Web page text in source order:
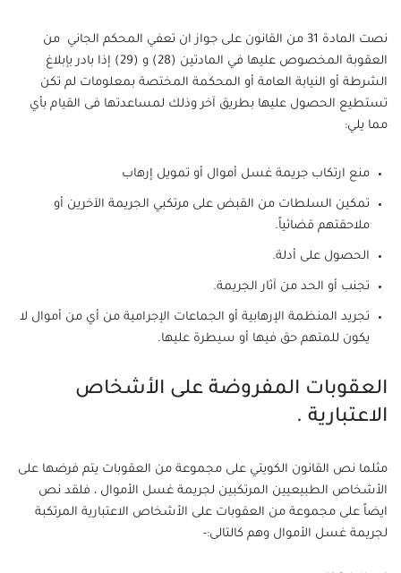
نصت المادة 31 من القانون على جواز ان تعفي المحكم الجاني من
العقوبة المخصوص عليها في المادتين (28) و (29) إذا بادر بإبلاغ
الشرطة أو النيابة العامة أو المحكمة المختصة بمعلومات لم تكن
تستطيع الحصول عليها بطريق آخر وذلك لمساعدتها فى القيام بأي
مما يلي:
منع ارتكاب جريمة غسل أموال أو تمويل إرهاب
تمكين السلطات من القبض على مرتكبي الجريمة الآخرين أو
ملاحقتهم قضائياً.
الحصول على أدلة.
تجنب أو الحد من آثار الجريمة.
تجريد المنظمة الإرهابية أو الجماعات الإجرامية من أي من أموال لا
يكون للمتهم حق فيها أو سيطرة عليها.
العقوبات المفروضة على الأشخاص
الاعتبارية .
مثلما نص القانون الكويتي على مجموعة من العقوبات يتم فرضها على
الأشخاص الطبيعيين المرتكبين لجريمة غسل الأموال ، فلقد نص
ايضاً على مجموعة من العقوبات على الأشخاص الاعتبارية المرتكبة
لجريمة غسل الأموال وهم كالتالى:-